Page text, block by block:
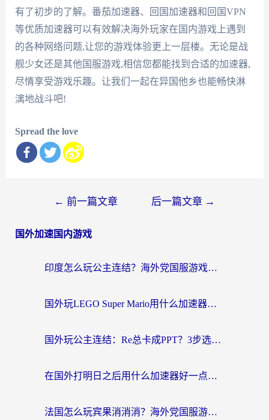
有了初步的了解。番茄加速器、回国加速器和回国VPN
等优质加速器可以有效解决海外玩家在国内游戏上遇到
的各种网络问题,让您的游戏体验更上一层楼。无论是战
舰少女还是其他国服游戏,相信您都能找到合适的加速器,
尽情享受游戏乐趣。让我们一起在异国他乡也能畅快淋
漓地战斗吧!
Spread the love
导
← 前一篇文章 后一篇文章 →
国外加速国内游戏
印度怎么玩公主连结？海外党国服游戏加速终极指南（附仙境传说RO重生细胞优化技巧）
国外玩LEGO Super Mario用什么加速器？2026海外玩家亲测有效指南
国外玩公主连结：Re总卡成PPT？3步选对加速器，畅玩国服无压力
在国外打明日之后用什么加速器好一点？海外玩家亲测有效的国服游戏加速指南
法国怎么玩宾果消消消？海外党国服游戏加速器终极指南（附漫威召唤与合成解决办法）